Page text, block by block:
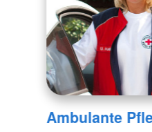
Ambulante